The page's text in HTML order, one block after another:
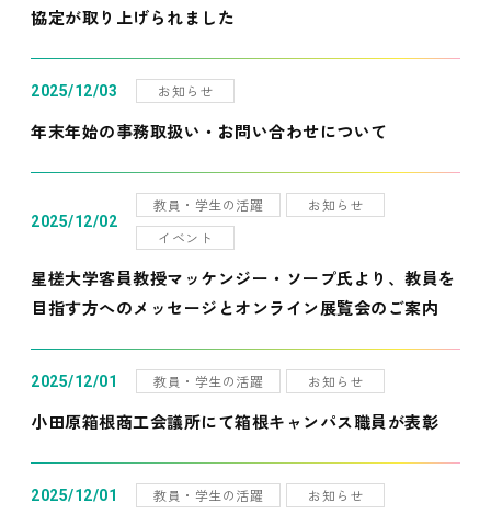
協定が取り上げられました
2025/12/03 お知らせ
年末年始の事務取扱い・お問い合わせについて
2025/12/02
教員・学生の活躍
お知らせ
イベント
星槎大学客員教授マッケンジー・ソープ氏より、教員を
目指す方へのメッセージとオンライン展覧会のご案内
2025/12/01 教員・学生の活躍 お知らせ
小田原箱根商工会議所にて箱根キャンパス職員が表彰
2025/12/01 教員・学生の活躍 お知らせ